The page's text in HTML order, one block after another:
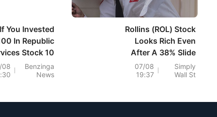
Rollins (ROL) Stock
Looks Rich Even
After A 38% Slide
Simply
Wall St
07/08
19:37
If You Invested
In Republic
Stock 10
Ago, You
Have This
Benzinga
News
08